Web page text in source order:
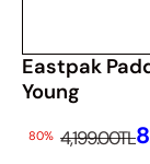
Eastpak
Young
80% İndirimsiz
4,199.00TL